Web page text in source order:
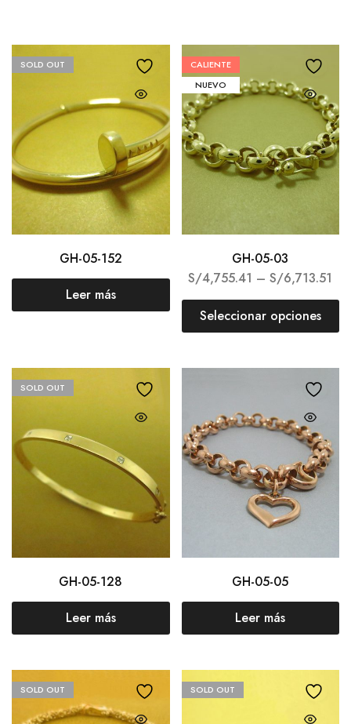
SOLD OUT
GH-05-152
Leer más
CALIENTE
NUEVO
GH-05-03
S/4,755.41 – S/6,713.51
Seleccionar opciones
SOLD OUT
GH-05-128
Leer más
GH-05-05
Leer más
SOLD OUT SOLD OUT